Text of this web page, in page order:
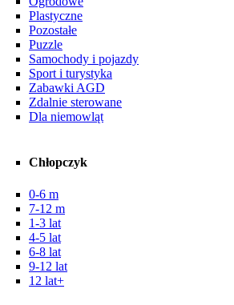
Plastyczne
Pozostałe
Puzzle
Samochody i pojazdy
Sport i turystyka
Zabawki AGD
Zdalnie sterowane
Dla niemowląt
Chłopczyk
0-6 m
7-12 m
1-3 lat
4-5 lat
6-8 lat
9-12 lat
12 lat+